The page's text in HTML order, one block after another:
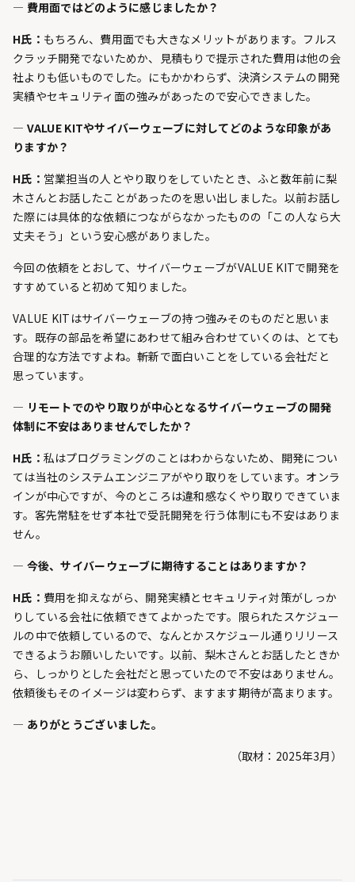
— 費用面ではどのように感じましたか？
H氏： もちろん、費用面でも大きなメリットがあります。フルス
クラッチ開発でないためか、見積もりで提示された費用は他の会
社よりも低いものでした。にもかかわらず、決済システムの開発
実績やセキュリティ面の強みがあったので安心できました。
— VALUE KITやサイバーウェーブに対してどのような印象があ
りますか？
H氏： 営業担当の人とやり取りをしていたとき、ふと数年前に梨
木さんとお話したことがあったのを思い出しました。以前お話し
た際には具体的な依頼につながらなかったものの「この人なら大
丈夫そう」という安心感がありました。
今回の依頼をとおして、サイバーウェーブがVALUE KITで開発を
すすめていると初めて知りました。
VALUE KITはサイバーウェーブの持つ強みそのものだと思いま
す。既存の部品を希望にあわせて組み合わせていくのは、とても
合理的な方法ですよね。斬新で面白いことをしている会社だと
思っています。
— リモートでのやり取りが中心となるサイバーウェーブの開発
体制に不安はありませんでしたか？
H氏： 私はプログラミングのことはわからないため、開発につい
ては当社のシステムエンジニアがやり取りをしています。オンラ
インが中心ですが、今のところは違和感なくやり取りできていま
す。客先常駐をせず本社で受託開発を行う体制にも不安はありま
せん。
— 今後、サイバーウェーブに期待することはありますか？
H氏： 費用を抑えながら、開発実績とセキュリティ対策がしっか
りしている会社に依頼できてよかったです。限られたスケジュー
ルの中で依頼しているので、なんとかスケジュール通りリリース
できるようお願いしたいです。以前、梨木さんとお話したときか
ら、しっかりとした会社だと思っていたので不安はありません。
依頼後もそのイメージは変わらず、ますます期待が高まります。
— ありがとうございました。
（取材：2025年3月）